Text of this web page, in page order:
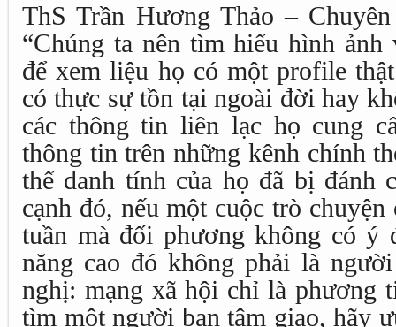
ThS Trần Hương Thảo –
“Chúng ta nên tìm hiểu hình
để xem liệu họ có một profile
có thực sự tồn tại ngoài đời hay
các thông tin liên lạc họ cung
thông tin trên những kênh chính
thể danh tính của họ đã bị đánh
cạnh đó, nếu một cuộc trò
tuần mà đối phương không có ý
năng cao đó không phải là
nghị: mạng xã hội chỉ là phương
tìm một người bạn tâm giao, hãy